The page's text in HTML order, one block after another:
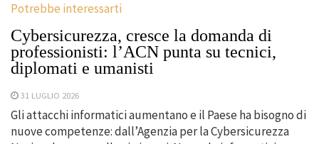
Potrebbe interessarti
Cybersicurezza, cresce la domanda di
professionisti: l’ACN punta su tecnici,
diplomati e umanisti
31 LUGLIO 2026
Gli attacchi informatici aumentano e il Paese ha bisogno di
nuove competenze: dall’Agenzia per la Cybersicurezza